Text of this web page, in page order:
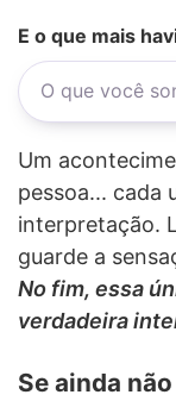
E o que mais
Um
pessoa... cada
interpretação.
guarde a
No fim, essa
verdadeira
Se ainda